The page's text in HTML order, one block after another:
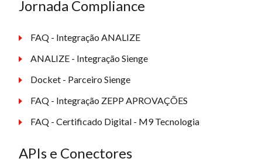
Jornada Compliance
FAQ - Integração ANALIZE
ANALIZE - Integração Sienge
Docket - Parceiro Sienge
FAQ - Integração ZEPP APROVAÇÕES
FAQ - Certificado Digital - M9 Tecnologia
APIs e Conectores